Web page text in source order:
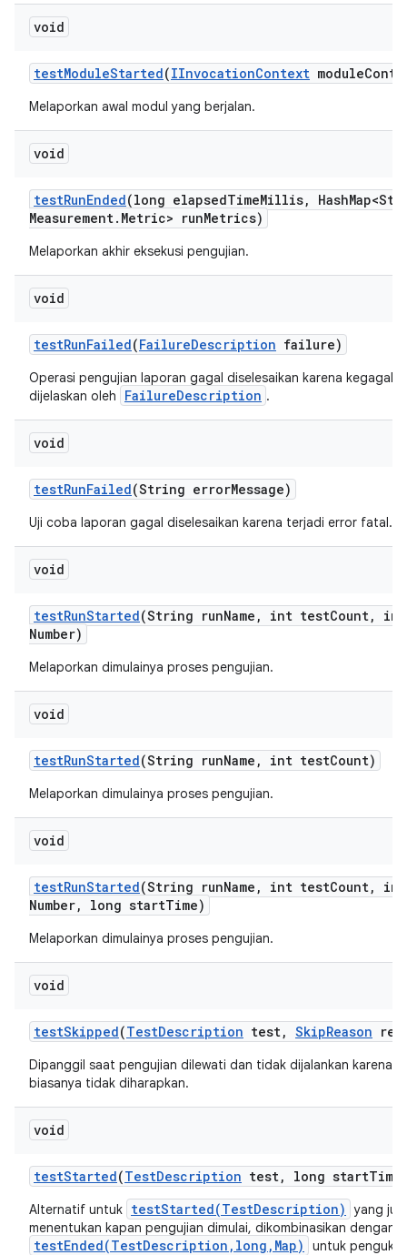
void
testModuleStarted(IInvocationContext module
Melaporkan awal modul yang berjalan.
void
testRunEnded(long elapsedTimeMillis, Hash
Measurement. Metric> runMetrics)
Melaporkan akhir eksekusi pengujian.
void
testRunFailed(FailureDescription failure)
Operasi pengujian laporan gagal diselesaikan karena
dijelaskan oleh
FailureDescription .
void
testRunFailed(String errorMessage)
Uji coba laporan gagal diselesaikan karena terjadi error fatal.
void
testRunStarted(String runName , int testCount,
int
Number)
Melaporkan dimulainya proses pengujian.
void
testRunStarted(String runName , int testCount)
Melaporkan dimulainya proses pengujian.
void
testRunStarted(String runName , int testCount,
int
Number, long startTime)
Melaporkan dimulainya proses pengujian.
void
testSkipped(TestDescription test, SkipReason
Dipanggil saat pengujian dilewati dan tidak dijalankan karena
biasanya tidak diharapkan.
void
testStarted(TestDescription test, long start
Alternatif untuk testStarted(TestDescription) yang
menentukan kapan pengujian dimulai, dikombinasikan dengan
testEnded(TestDescription,long,Map)
untuk